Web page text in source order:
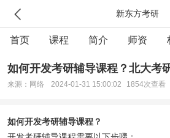
新东方考研
首页 课程 简介 师资
如何开发考研辅导课程？北大考
来源：网络 2024-01-31 15:00:02 1854次查看
如何开发考研辅导课程？